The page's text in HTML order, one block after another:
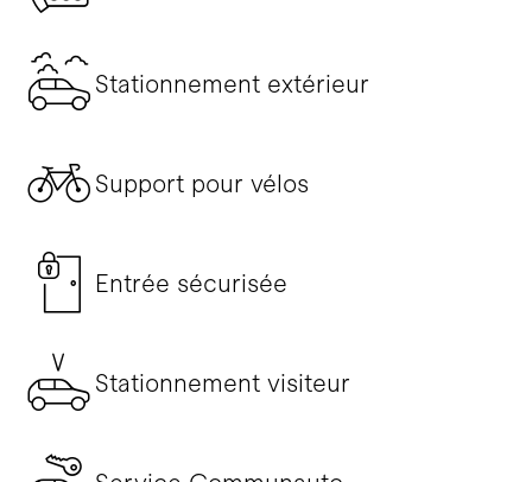
Stationnement extérieur
Support pour vélos
Entrée sécurisée
Stationnement visiteur